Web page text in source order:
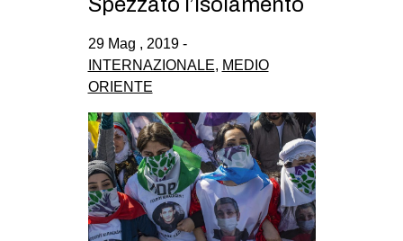
DEGENERAZIONE
CSOA LAMBRETTA
MSM
STUDENTI TSUNAMI
ZAM
Spezzato l’isolamento
29 Mag , 2019 -
INTERNAZIONALE, MEDIO
ORIENTE